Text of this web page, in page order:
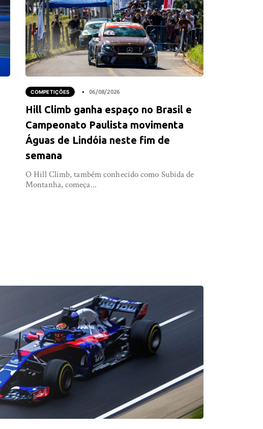
COMPETIÇÕES 06/08/2026
Hill Climb ganha espaço no Brasil e
Campeonato Paulista movimenta
Águas de Lindóia neste fim de
semana
O Hill Climb, também conhecido como Subida de
Montanha, começa...